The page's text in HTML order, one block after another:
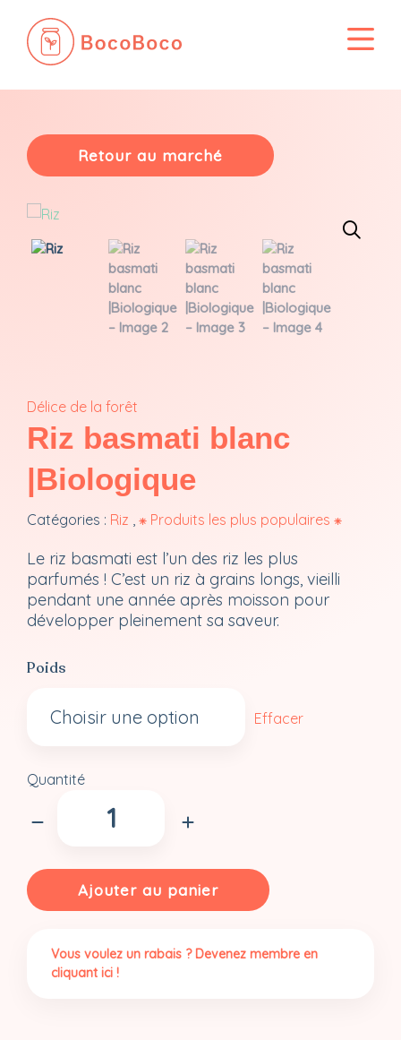
contenu
Retour au marché
Délice de la forêt
Riz basmati blanc
|Biologique
Catégories : Riz , ⁕ Produits les plus populaires ⁕
Le riz basmati est l’un des riz les plus
parfumés ! C’est un riz à grains longs, vieilli
pendant une année après moisson pour
développer pleinement sa saveur.
Poids
Effacer
Quantité
basmati
blanc
|Biologique
Ajouter au panier
Vous voulez un rabais ? Devenez membre en
cliquant ici !